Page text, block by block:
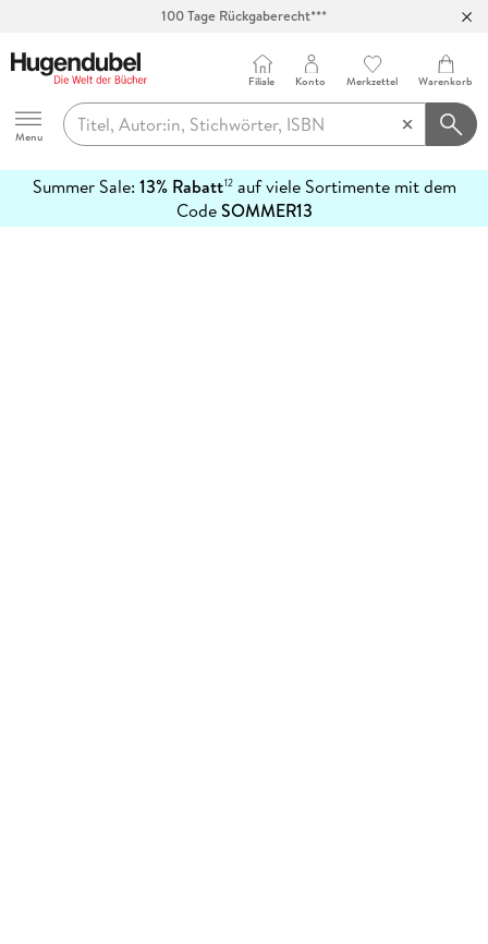
100 Tage Rückgaberecht***
Hugendubel
Menu
Filiale Konto Merkzettel Warenkorb
Summer Sale: 13% Rabatt12auf viele Sortimente mit dem
CodeSOMMER13
erfahren